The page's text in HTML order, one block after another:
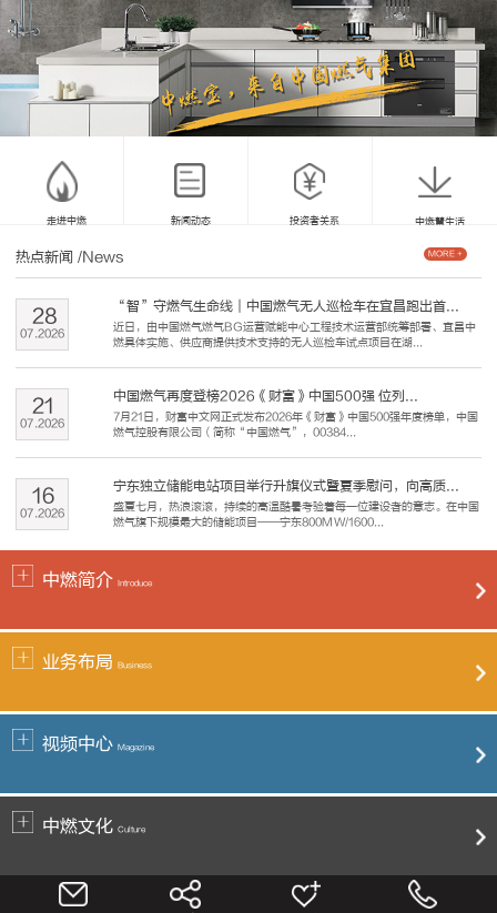
走进中燃 新闻动态 投资者关系 中燃慧生活
热点新闻 /News
“智”守燃气生命线｜中国燃气无人巡检车在宜昌跑出首...
近日，由中国燃气燃气BG运营赋能中心工程技术运营部统筹部署、宜昌中
燃具体实施、供应商提供技术支持的无人巡检车试点项目在湖...
07.2026
28
中国燃气再度登榜2026《财富》中国500强 位列...
7月21日，财富中文网正式发布2026年《财富》中国500强年度榜单，中国
燃气控股有限公司（简称“中国燃气”，00384...
07.2026
21
宁东独立储能电站项目举行升旗仪式暨夏季慰问，向高质...
盛夏七月，热浪滚滚，持续的高温酷暑考验着每一位建设者的意志。在中国
燃气旗下规模最大的储能项目——宁东800MW/1600...
07.2026
16
MORE +
中燃简介 Introduce
业务布局 Business
视频中心 Magazine
中燃文化 Culture